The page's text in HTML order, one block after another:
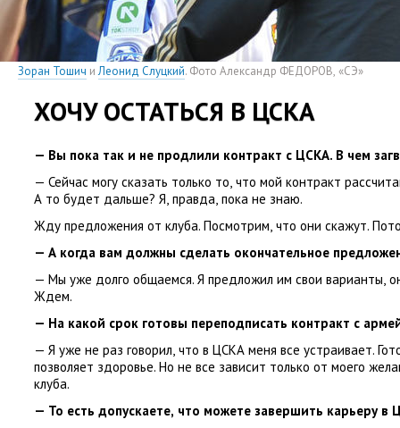
Зоран Тошич иЛеонид Слуцкий. Фото Александр ФЕДОРОВ, «СЭ»
ХОЧУ ОСТАТЬСЯ В ЦСКА
— Вы пока так и не продлили контракт с ЦСКА. В чем
— Сейчас могу сказать только то, что мой контракт
А то будет дальше? Я, правда, пока не знаю.
Жду предложения от клуба. Посмотрим, что они скажут.
— А когда вам должны сделать окончательное
— Мы уже долго общаемся. Я предложил им свои варианты,
Ждем.
— На какой срок готовы переподписать контракт с
— Я уже не раз говорил, что в ЦСКА меня все устраивает.
позволяет здоровье. Но не все зависит только от моего
клуба.
— То есть допускаете, что можете завершить карьеру в